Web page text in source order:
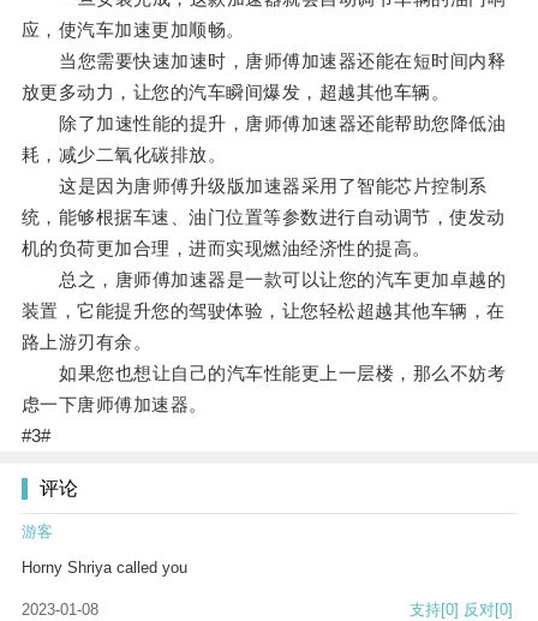
应，使汽车加速更加顺畅。
当您需要快速加速时，唐师傅加速器还能在短时间内释
放更多动力，让您的汽车瞬间爆发，超越其他车辆。
除了加速性能的提升，唐师傅加速器还能帮助您降低油
耗，减少二氧化碳排放。
这是因为唐师傅升级版加速器采用了智能芯片控制系
统，能够根据车速、油门位置等参数进行自动调节，使发动
机的负荷更加合理，进而实现燃油经济性的提高。
总之，唐师傅加速器是一款可以让您的汽车更加卓越的
装置，它能提升您的驾驶体验，让您轻松超越其他车辆，在
路上游刃有余。
如果您也想让自己的汽车性能更上一层楼，那么不妨考
虑一下唐师傅加速器。
#3#
评论
游客
Horny Shriya called you
2023-01-08 支持[0] 反对[0]